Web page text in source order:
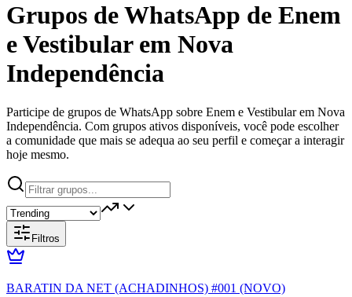
Grupos de WhatsApp de Enem
e Vestibular em Nova
Independência
Participe de grupos de WhatsApp sobre Enem e Vestibular em Nova
Independência. Com grupos ativos disponíveis, você pode escolher
a comunidade que mais se adequa ao seu perfil e começar a interagir
hoje mesmo.
Filtros
BARATIN DA NET (ACHADINHOS) #001 (NOVO)